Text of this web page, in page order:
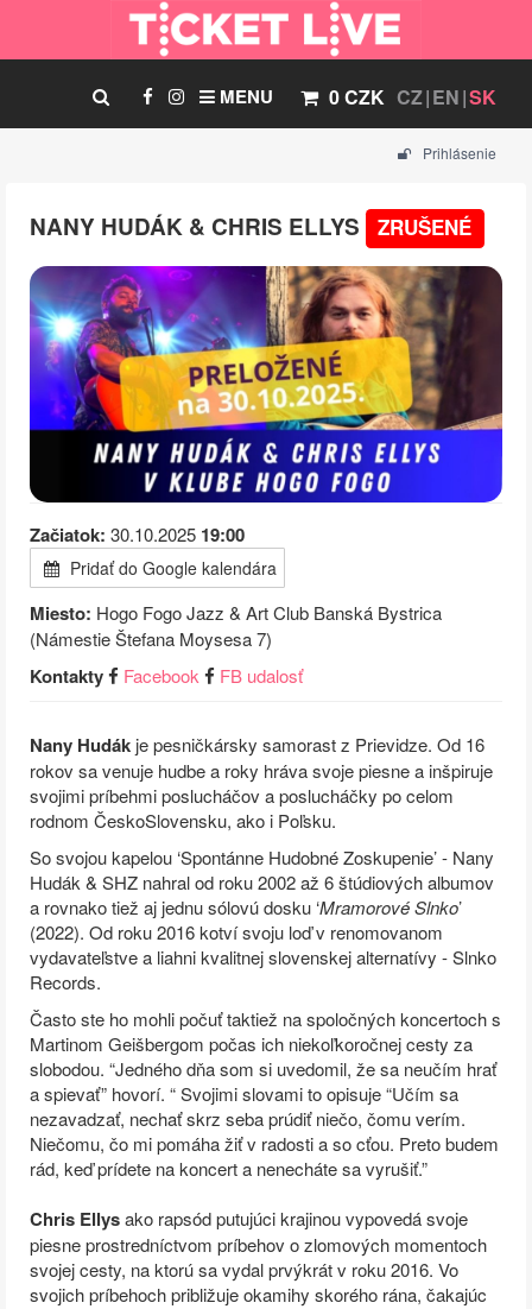
CZ EN SK
0 CZK
MENU
Prihlásenie
NANY HUDÁK & CHRIS ELLYS ZRUŠENÉ
Začiatok: 30.10.2025 19:00
Pridať do Google kalendára
Miesto: Hogo Fogo Jazz & Art Club Banská Bystrica
(Námestie Štefana Moysesa 7)
Kontakty Facebook FB udalosť
Nany Hudák je pesničkársky samorast z Prievidze. Od 16
rokov sa venuje hudbe a roky hráva svoje piesne a inšpiruje
svojimi príbehmi poslucháčov a poslucháčky po celom
rodnom ČeskoSlovensku, ako i Poľsku.
So svojou kapelou ‘Spontánne Hudobné Zoskupenie’ - Nany
Hudák & SHZ nahral od roku 2002 až 6 štúdiových albumov
a rovnako tiež aj jednu sólovú dosku ‘Mramorové Slnko’
(2022). Od roku 2016 kotví svoju loď v renomovanom
vydavateľstve a liahni kvalitnej slovenskej alternatívy - Slnko
Records.
Často ste ho mohli počuť taktiež na spoločných koncertoch s
Martinom Geišbergom počas ich niekoľkoročnej cesty za
slobodou. “Jedného dňa som si uvedomil, že sa neučím hrať
a spievať” hovorí. “ Svojimi slovami to opisuje “Učím sa
nezavadzať, nechať skrz seba prúdiť niečo, čomu verím.
Niečomu, čo mi pomáha žiť v radosti a so cťou. Preto budem
rád, keď prídete na koncert a nenecháte sa vyrušiť.”
Chris Ellysako rapsód putujúci krajinou vypovedá svoje
piesne prostredníctvom príbehov o zlomových momentoch
svojej cesty, na ktorú sa vydal prvýkrát v roku 2016. Vo
svojich príbehoch približuje okamihy skorého rána, čakajúc